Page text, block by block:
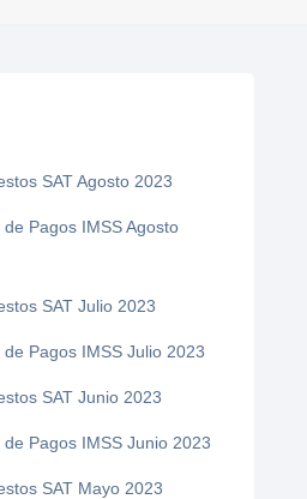
SAT Agosto 2023
Pagos IMSS Agosto
SAT Julio 2023
Pagos IMSS Julio 2023
SAT Junio 2023
Pagos IMSS Junio 2023
SAT Mayo 2023